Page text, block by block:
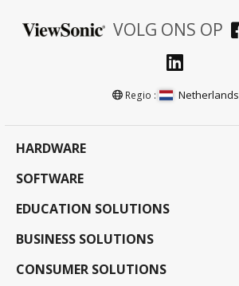
VOLG ONS OP
Regio : Netherlands
HARDWARE
SOFTWARE
EDUCATION SOLUTIONS
BUSINESS SOLUTIONS
CONSUMER SOLUTIONS